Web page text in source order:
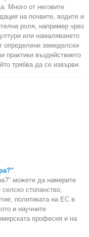
Много от неговите
на почвите, водите и
роля, например чрез
или намаляването
определени земеделски
практики въздействието
трябва да се извърви.
можете да намерите
стопанство,
политиката на ЕС в
и научните
професия и на